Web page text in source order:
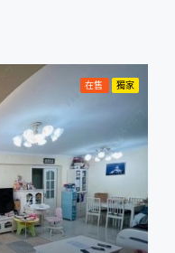
在售 獨家